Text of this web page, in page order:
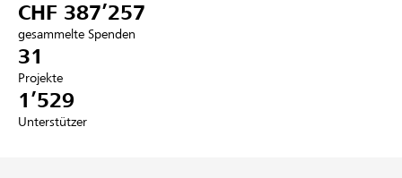
Anmelden
Registrieren
CHF 387’257
gesammelte Spenden
31
Projekte
1’529
Unterstützer